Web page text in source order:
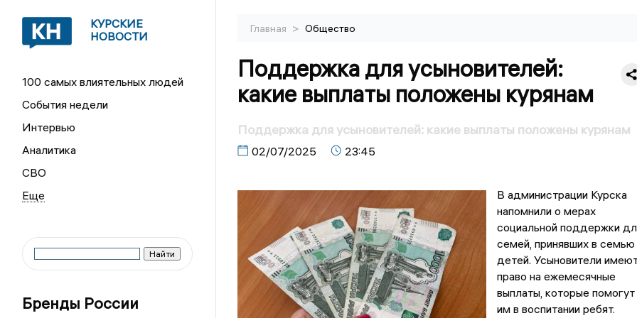
КУРСКИЕ
НОВОСТИ
100 самых влиятельных людей
События недели
Интервью
Аналитика
СВО
Бренды России
Главная > Общество
Поддержка для усыновителей:
какие выплаты положены курянам
Поддержка для усыновителей: какие выплаты положены курянам
02/07/2025 23:45
В администрации Курска
напомнили о мерах
социальной поддержки
семей, принявших в семью
детей. Усыновители
право на ежемесячные
выплаты, которые помогут
им в воспитании ребят.